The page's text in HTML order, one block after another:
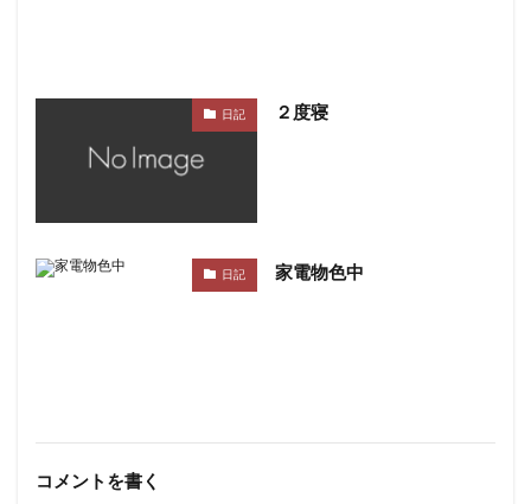
日記 ２度寝
日記 家電物色中
コメントを書く